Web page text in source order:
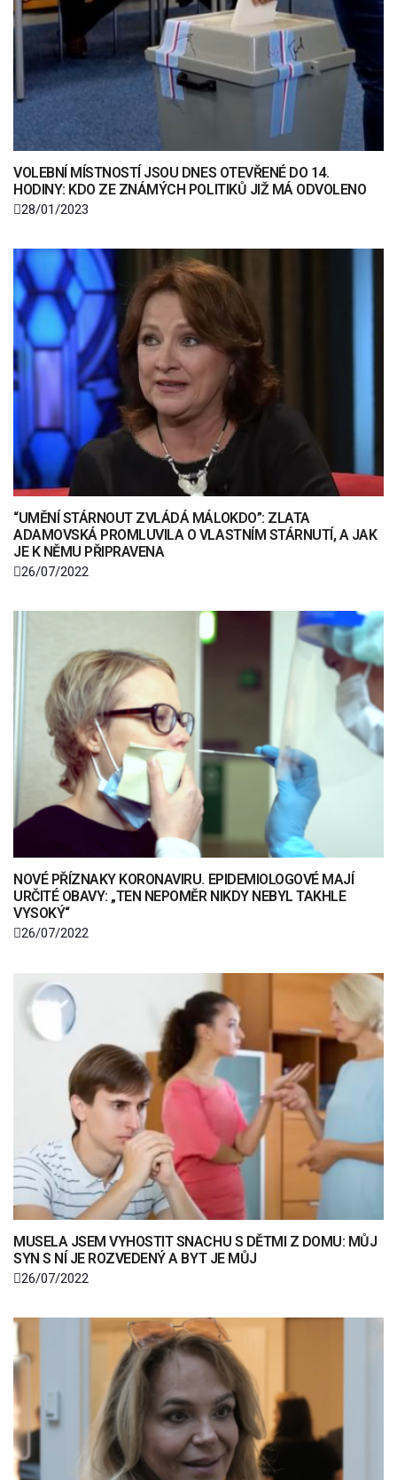
VOLEBNÍ MÍSTNOSTÍ JSOU DNES OTEVŘENÉ DO 14.
HODINY: KDO ZE ZNÁMÝCH POLITIKŮ JIŽ MÁ ODVOLENO
28/01/2023
“UMĚNÍ STÁRNOUT ZVLÁDÁ MÁLOKDO”: ZLATA
ADAMOVSKÁ PROMLUVILA O VLASTNÍM STÁRNUTÍ, A JAK
JE K NĚMU PŘIPRAVENA
26/07/2022
NOVÉ PŘÍZNAKY KORONAVIRU. EPIDEMIOLOGOVÉ MAJÍ
URČITÉ OBAVY: „TEN NEPOMĚR NIKDY NEBYL TAKHLE
VYSOKÝ“
26/07/2022
MUSELA JSEM VYHOSTIT SNACHU S DĚTMI Z DOMU: MŮJ
SYN S NÍ JE ROZVEDENÝ A BYT JE MŮJ
26/07/2022